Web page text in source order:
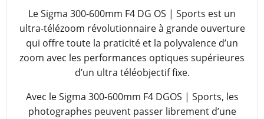
Le Sigma 300-600mm F4 DG OS | Sports est un
ultra-télézoom révolutionnaire à grande ouverture
qui offre toute la praticité et la polyvalence d’un
zoom avec les performances optiques supérieures
d’un ultra téléobjectif fixe.
Avec le Sigma 300-600mm F4 DGOS | Sports, les
photographes peuvent passer librement d’une